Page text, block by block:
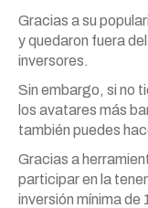
Gracias a su
y quedaron fuera
inversores.
Sin embargo, si no
los avatares más
también puedes
Gracias a
participar en la
inversión mínima de